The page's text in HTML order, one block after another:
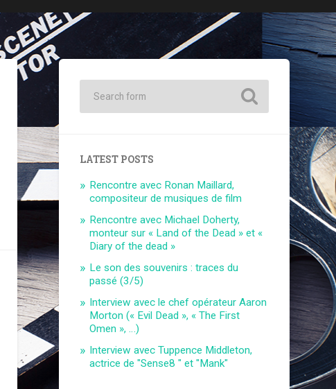
LATEST POSTS
Rencontre avec Ronan Maillard,
compositeur de musiques de film
Rencontre avec Michael Doherty,
monteur sur « Land of the Dead » et «
Diary of the dead »
Le son des souvenirs : traces du
passé (3/5)
Interview avec le chef opérateur Aaron
Morton (« Evil Dead », « The First
Omen », …)
Interview avec Tuppence Middleton,
actrice de "Sense8 " et "Mank"